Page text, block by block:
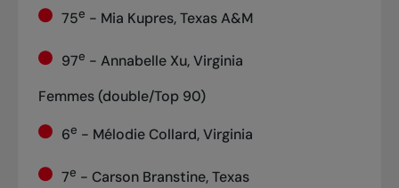
75e - Mia Kupres, Texas A&M
97e - Annabelle Xu, Virginia
Femmes (double/Top 90)
6e - Mélodie Collard, Virginia
7e - Carson Branstine, Texas